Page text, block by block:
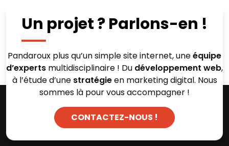
Un projet ? Parlons-en !
Pandaroux plus qu’un simple site internet, uneéquipe
d’experts multidisciplinaire ! Du développement web,
à l’étude d’une stratégieen marketing digital. Nous
sommes là pour vous accompagner !
CONTACTEZ-NOUS !